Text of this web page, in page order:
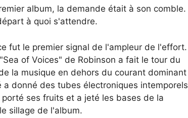
album, la demande était à son comble.
à quoi s'attendre.
fut le premier signal de l'ampleur de l'effort.
of ​​Voices" de Robinson a fait le tour du
la musique en dehors du courant dominant
donné des tubes électroniques intemporels
ses fruits et a jeté les bases de la
sillage de l'album.